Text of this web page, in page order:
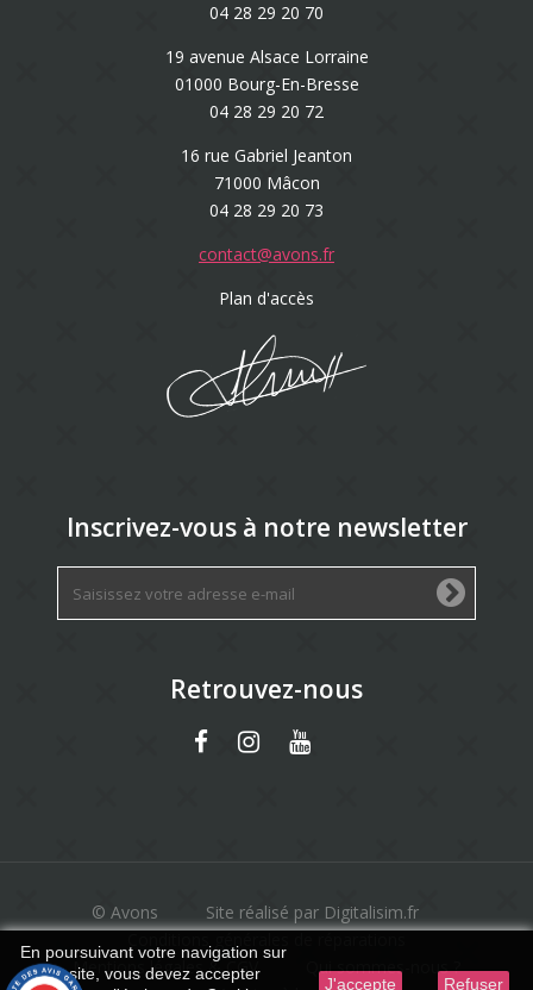
04 28 29 20 70
19 avenue Alsace Lorraine
01000 Bourg-En-Bresse
04 28 29 20 72
16 rue Gabriel Jeanton
71000 Mâcon
04 28 29 20 73
contact@avons.fr
Plan d'accès
Inscrivez-vous à notre newsletter
Retrouvez-nous
© Avons
Site réalisé par Digitalisim.fr
Mentions légales & CGV
Qui sommes-nous ?
En poursuivant votre navigation sur
ce site, vous devez accepter
J'accepte Refuser